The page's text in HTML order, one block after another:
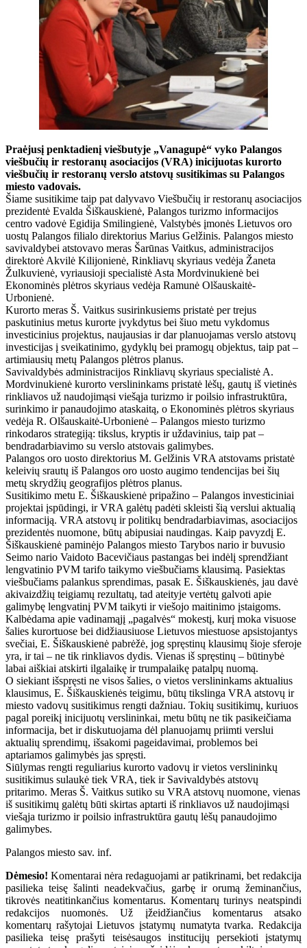
Praėjusį penktadienį viešbutyje „Vanagupė“ vyko Palangos
viešbučių ir restoranų asociacijos (VRA) inicijuotas kurorto
viešbučių ir restoranų verslo atstovų susitikimas su Palangos
miesto vadovais.
Šiame susitikime taip pat dalyvavo Viešbučių ir restoranų asociacijos
prezidentė Evalda Šiškauskienė, Palangos turizmo informacijos
centro vadovė Egidija Smilingienė, Valstybės įmonės Lietuvos oro
uostų Palangos filialo direktorius Marius Gelžinis. Palangos miesto
savivaldybei atstovavo meras Šarūnas Vaitkus, administracijos
direktorė Akvilė Kilijonienė, Rinkliavų skyriaus vedėja Žaneta
Žulkuvienė, vyriausioji specialistė Asta Mordvinukienė bei
Ekonominės plėtros skyriaus vedėja Ramunė Olšauskaitė-
Urbonienė.
Kurorto meras Š. Vaitkus susirinkusiems pristatė per trejus
paskutinius metus kurorte įvykdytus bei šiuo metu vykdomus
investicinius projektus, naujausias ir dar planuojamas verslo atstovų
investicijas į sveikatinimo, gydyklų bei pramogų objektus, taip pat –
artimiausių metų Palangos plėtros planus.
Savivaldybės administracijos Rinkliavų skyriaus specialistė A.
Mordvinukienė kurorto verslininkams pristatė lėšų, gautų iš vietinės
rinkliavos už naudojimąsi viešąja turizmo ir poilsio infrastruktūra,
surinkimo ir panaudojimo ataskaitą, o Ekonominės plėtros skyriaus
vedėja R. Olšauskaitė-Urbonienė – Palangos miesto turizmo
rinkodaros strategiją: tikslus, kryptis ir uždavinius, taip pat –
bendradarbiavimo su verslo atstovais galimybes.
Palangos oro uosto direktorius M. Gelžinis VRA atstovams pristatė
keleivių srautų iš Palangos oro uosto augimo tendencijas bei šių
metų skrydžių geografijos plėtros planus.
Susitikimo metu E. Šiškauskienė pripažino – Palangos investiciniai
projektai įspūdingi, ir VRA galėtų padėti skleisti šią verslui aktualią
informaciją. VRA atstovų ir politikų bendradarbiavimas, asociacijos
prezidentės nuomone, būtų abipusiai naudingas. Kaip pavyzdį E.
Šiškauskienė paminėjo Palangos miesto Tarybos nario ir buvusio
Seimo nario Vaidoto Bacevičiaus pastangas bei indėlį sprendžiant
lengvatinio PVM tarifo taikymo viešbučiams klausimą. Pasiektas
viešbučiams palankus sprendimas, pasak E. Šiškauskienės, jau davė
akivaizdžių teigiamų rezultatų, tad ateityje vertėtų galvoti apie
galimybę lengvatinį PVM taikyti ir viešojo maitinimo įstaigoms.
Kalbėdama apie vadinamąjį „pagalvės“ mokestį, kurį moka visuose
šalies kurortuose bei didžiausiuose Lietuvos miestuose apsistojantys
svečiai, E. Šiškauskienė pabrėžė, jog spręstinų klausimų šioje sferoje
yra, ir tai – ne tik rinkliavos dydis. Vienas iš spręstinų – būtinybė
labai aiškiai atskirti ilgalaikę ir trumpalaikę patalpų nuomą.
O siekiant išspręsti ne visos šalies, o vietos verslininkams aktualius
klausimus, E. Šiškauskienės teigimu, būtų tikslinga VRA atstovų ir
miesto vadovų susitikimus rengti dažniau. Tokių susitikimų, kuriuos
pagal poreikį inicijuotų verslininkai, metu būtų ne tik pasikeičiama
informacija, bet ir diskutuojama dėl planuojamų priimti verslui
aktualių sprendimų, išsakomi pageidavimai, problemos bei
aptariamos galimybės jas spręsti.
Siūlymas rengti reguliarius kurorto vadovų ir vietos verslininkų
susitikimus sulaukė tiek VRA, tiek ir Savivaldybės atstovų
pritarimo. Meras Š. Vaitkus sutiko su VRA atstovų nuomone, vienas
iš susitikimų galėtų būti skirtas aptarti iš rinkliavos už naudojimąsi
viešąja turizmo ir poilsio infrastruktūra gautų lėšų panaudojimo
galimybes.
Palangos miesto sav. inf.
Dėmesio! Komentarai nėra redaguojami ar patikrinami, bet redakcija
pasilieka teisę šalinti neadekvačius, garbę ir orumą žeminančius,
tikrovės neatitinkančius komentarus. Komentarų turinys neatspindi
redakcijos nuomonės. Už įžeidžiančius komentarus atsako
komentarų rašytojai Lietuvos įstatymų numatyta tvarka. Redakcija
pasilieka teisę prašyti teisėsaugos institucijų persekioti įstatymų